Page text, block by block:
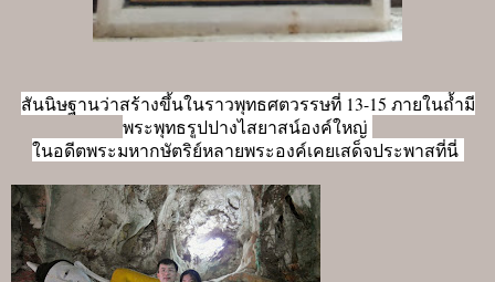
สันนิษฐานว่าสร้างขึ้นในราวพุทธศตวรรษที่ 13-15 ภายในถ้ำมี
พระพุทธรูปปางไสยาสน์องค์ใหญ่
ในอดีตพระมหากษัตริย์หลายพระองค์เคยเสด็จประพาสที่นี่